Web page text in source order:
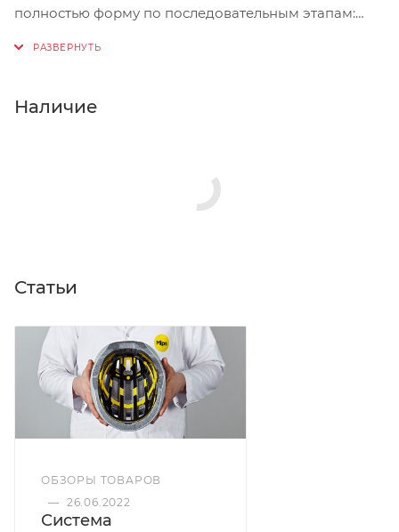
полностью форму по последовательным этапам:
Нажмите кнопку «Оформить заказ».
Наличие
Статьи
ОБЗОРЫ ТОВАРОВ
— 26.06.2022
Система